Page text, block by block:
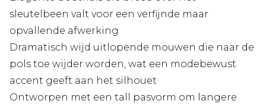
sleutelbeen valt voor een verfijnde maar
opvallende afwerking
Dramatisch wijd uitlopende mouwen die naar de
pols toe wijder worden, wat een modebewust
accent geeft aan het silhouet
Ontworpen met een tall pasvorm om langere